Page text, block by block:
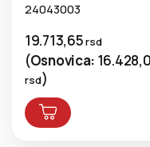
24043003
19.713,65rsd
(Osnovica:
rsd)